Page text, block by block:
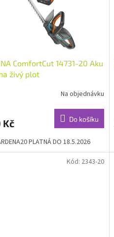
ComfortCut 14731-20 Aku
živý plot
Na objednávku
Kč Do košíku
PLATNÁ DO 18.5.2026
Kód: 2343-20